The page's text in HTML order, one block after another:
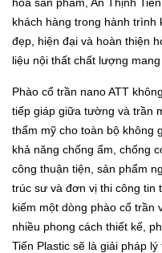
khách hàng trong hành trình
đẹp, hiện đại và hoàn thiện
liệu nội thất chất lượng
Phào cổ trần nano ATT
tiếp giáp giữa tường và trần
thẩm mỹ cho toàn bộ không
khả năng chống ẩm, chống
công thuận tiện, sản phẩm
trúc sư và đơn vị thi công tin
kiếm một dòng phào cổ trần
nhiều phong cách thiết kế,
Tiến Plastic sẽ là giải pháp